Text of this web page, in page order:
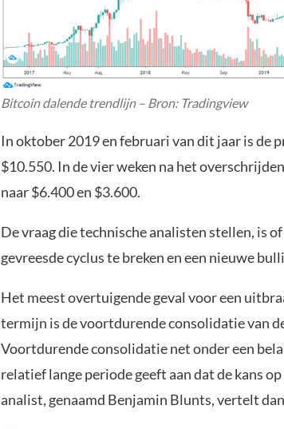
Bitcoin dalende trendlijn – Bron: Tradingview
In oktober 2019 en februari van dit jaar is de
$10.550. In de vier weken na het
naar $6.400 en $3.600.
De vraag die technische analisten stellen, is
gevreesde cyclus te breken en een nieuwe
Het meest overtuigende geval voor een
termijn is de voortdurende consolidatie van
Voortdurende consolidatie net onder een
relatief lange periode geeft aan dat de kans
analist, genaamd Benjamin Blunts, vertelt